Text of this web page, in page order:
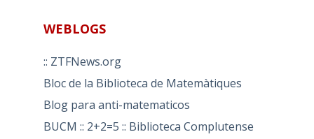
WEBLOGS
:: ZTFNews.org
Bloc de la Biblioteca de Matemàtiques
Blog para anti-matematicos
BUCM :: 2+2=5 :: Biblioteca Complutense